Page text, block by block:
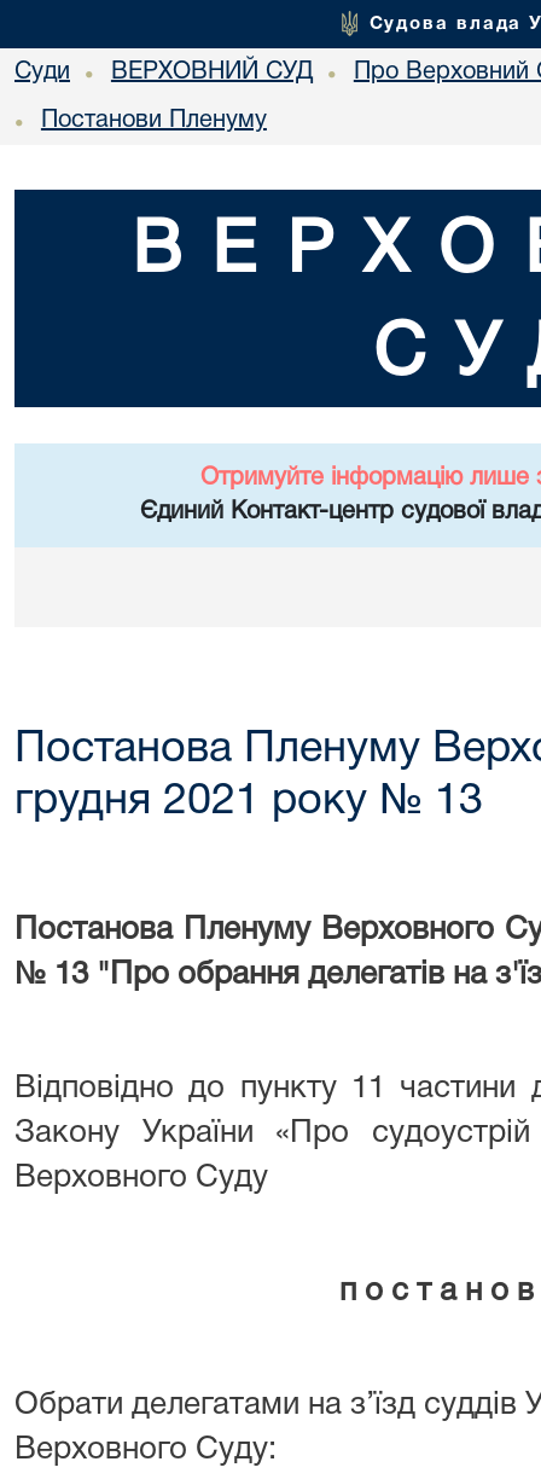
Судова влада
Суди • ВЕРХОВНИЙ СУД • Про Верховний
• Постанови Пленуму
Отримуйте інформацію лише
Єдиний Контакт-центр судової
Постанова Пленуму
грудня 2021 року № 13
Постанова Пленуму Верховного
№ 13 "Про обрання делегатів на
Відповідно до пункту 11 частини
Закону України «Про
Верховного Суду
п о с т а н о в
Обрати делегатами на з’їзд суддів
Верховного Суду: